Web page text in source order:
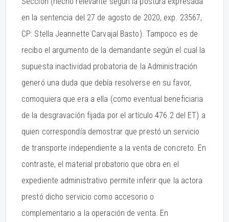
en la sentencia del 27 de agosto de 2020, exp. 23567,
CP: Stella Jeannette Carvajal Basto). Tampoco es de
recibo el argumento de la demandante según el cual la
supuesta inactividad probatoria de la Administración
generó una duda que debía resolverse en su favor,
comoquiera que era a ella (como eventual beneficiaria
de la desgravación fijada por el artículo 476.2 del ET) a
quien correspondía demostrar que prestó un servicio
de transporte independiente a la venta de concreto. En
contraste, el material probatorio que obra en el
expediente administrativo permite inferir que la actora
prestó dicho servicio como accesorio o
complementario a la operación de venta. En